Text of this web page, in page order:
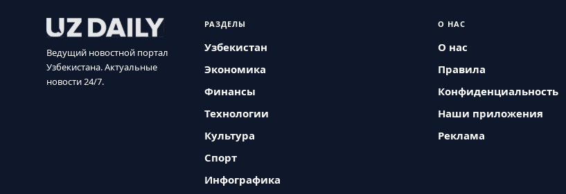
Ведущий новостной портал
Узбекистана. Актуальные
новости 24/7.
РАЗДЕЛЫ
Узбекистан
Экономика
Финансы
Технологии
Культура
Спорт
Инфографика
О НАС
О нас
Правила
Конфиденциальность
Наши приложения
Реклама